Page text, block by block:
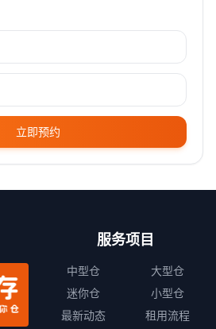
立即预约
服务项目
中型仓
大型仓
迷你仓
小型仓
最新动态
租用流程